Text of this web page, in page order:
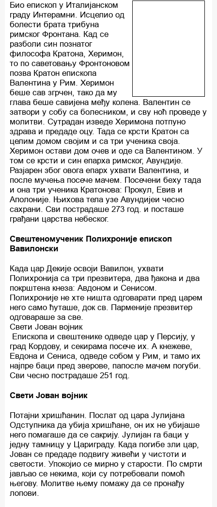
Био епископ у Италијанском
граду Интерамни. Исцелио од
болести брата трибуна
римског Фронтана. Кад се
разболи син познатог
философа Кратона, Херимон,
то по саветовању Фронтоновом
позва Кратон епископа
Валентина у Рим. Херимон
беше сав згрчен, тако да му
глава беше савијена међу колена. Валентин се
затвори у собу са болесником, и сву ноћ проведе у
молитви. Сутрадан изведе Херимона потпуно
здрава и предаде оцу. Тада се крсти Кратон са
целим домом својим и са три ученика своја.
Херимон остави дом очев и оде са Валентином. У
том се крсти и син епарха римског, Авундије.
Разјарен због овога епарх ухвати Валентина, и
после мучења посече мачем. Посечени беху тада
и она три ученика Кратонова: Прокул, Евив и
Аполоније. Њихова тела узе Авундијеи чесно
сахрани. Сви пострадаше 273 год. и посташе
грађани царства небеског.
Свештеномученик Полихроније епископ
Вавилонски
Када цар Декије освоји Вавилон, ухвати
Полихронија са три презвитера, два ђакона и два
покрштена кнеза: Авдоном и Сенисом.
Полихроније не хте ништа одговарати пред царем
него само ћуташе, док св. Парменије презвитер
одговараше за све.
Свети Јован војник
Епископа и свештенике одведе цар у Персију, у
град Кордову, и секирама посече их. А кнежеве,
Евдона и Сениса, одведе собом у Рим, и тамо их
најпре баци пред зверове, папосле мачем погуби.
Сви чесно пострадаше 251 год.
Свети Јован војник
Потајни хришћанин. Послат од цара Јулијана
Одступника да убија хришћане, он их не убијаше
него помагаше да се сакрију. Јулијан га баци у
једну тамницу у Цариграду. Када погибе зли цар,
Јован се предаде подвигу живећи у чистоти и
светости. Упокојио се мирно у старости. По смрти
јављао се некима, који су потребовали помоћ
његову. Молитве њему помажу да се пронађу
лопови.